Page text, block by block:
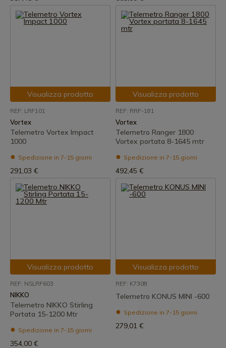
Visualizza prodotto
REF: LRF101
Vortex
Telemetro Vortex Impact
1000
Spedizione in 7-15 giorni
291,03 €
Visualizza prodotto
REF: RRF-181
Vortex
Telemetro Ranger 1800
Vortex portata 8-1645 mtr
Spedizione in 7-15 giorni
492,45 €
Visualizza prodotto
REF: NSLRF603
NIKKO
Telemetro NIKKO Stirling
Portata 15-1200 Mtr
Spedizione in 7-15 giorni
354,00 €
Visualizza prodotto
REF: K7308
Telemetro KONUS MINI -600
Spedizione in 7-15 giorni
279,01 €